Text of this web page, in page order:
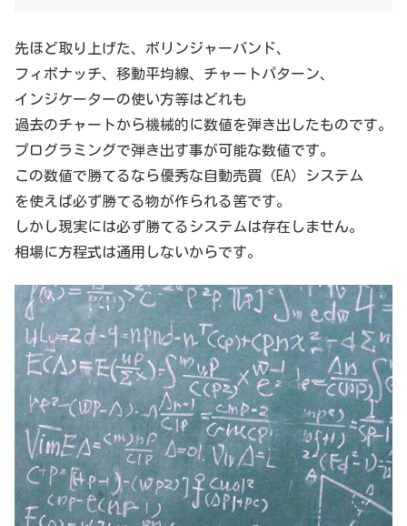
先ほど取り上げた、ボリンジャーバンド、
フィボナッチ、移動平均線、チャートパターン、
インジケーターの使い方等はどれも
過去のチャートから機械的に数値を弾き出したものです。
プログラミングで弾き出す事が可能な数値です。
この数値で勝てるなら優秀な自動売買（EA）システム
を使えば必ず勝てる物が作られる筈です。
しかし現実には必ず勝てるシステムは存在しません。
相場に方程式は通用しないからです。